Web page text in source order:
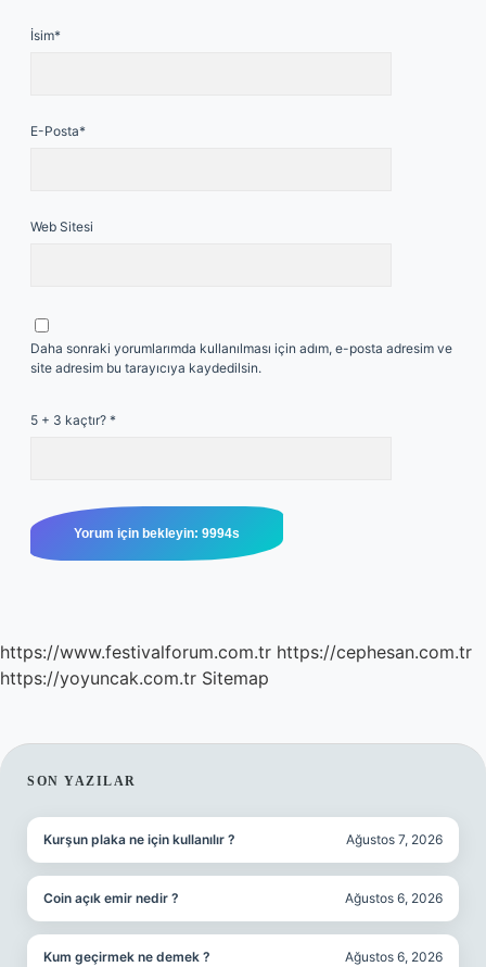
İsim*
E-Posta*
Web Sitesi
Daha sonraki yorumlarımda kullanılması için adım, e-posta adresim ve
site adresim bu tarayıcıya kaydedilsin.
5 + 3 kaçtır? *
https://www.festivalforum.com.tr https://cephesan.com.tr
https://yoyuncak.com.tr Sitemap
SIDEBAR
SON YAZILAR
Kurşun plaka ne için kullanılır ? Ağustos 7, 2026
Coin açık emir nedir ? Ağustos 6, 2026
Kum geçirmek ne demek ? Ağustos 6, 2026